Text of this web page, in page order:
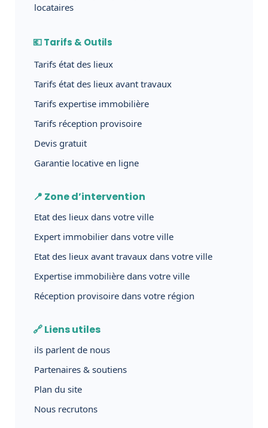
locataires
💶 Tarifs & Outils
Tarifs état des lieux
Tarifs état des lieux avant travaux
Tarifs expertise immobilière
Tarifs réception provisoire
Devis gratuit
Garantie locative en ligne
📍 Zone d’intervention
Etat des lieux dans votre ville
Expert immobilier dans votre ville
Etat des lieux avant travaux dans votre ville
Expertise immobilière dans votre ville
Réception provisoire dans votre région
🔗 Liens utiles
ils parlent de nous
Partenaires & soutiens
Plan du site
Nous recrutons